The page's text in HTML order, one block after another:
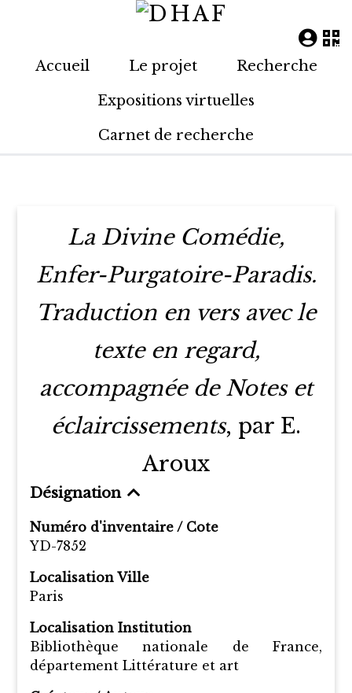
Accueil Le projet
Recherche
Expositions virtuelles
Carnet de recherche
La Divine Comédie,
Enfer-Purgatoire-Paradis.
Traduction en vers avec le
texte en regard,
accompagnée de Notes et
éclaircissements, par E.
Aroux
Désignation
Numéro d'inventaire / Cote
YD-7852
Localisation Ville
Paris
Localisation Institution
Bibliothèque nationale de France,
département Littérature et art